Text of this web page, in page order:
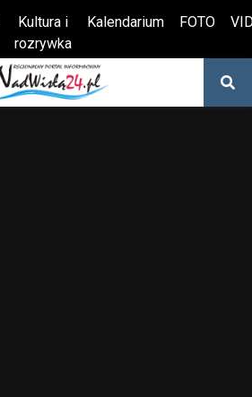
Kultura i
rozrywka
Kalendarium FOTO